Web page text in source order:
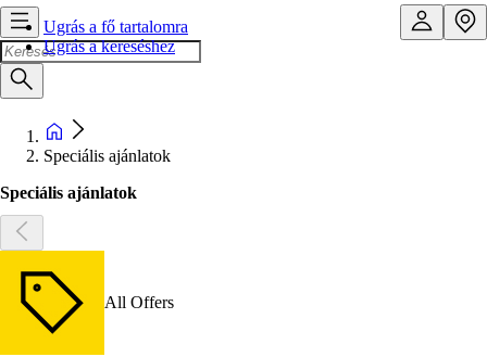
Ugrás a fő tartalomra
Ugrás a kereséshez
Speciális ajánlatok
Speciális ajánlatok
All Offers